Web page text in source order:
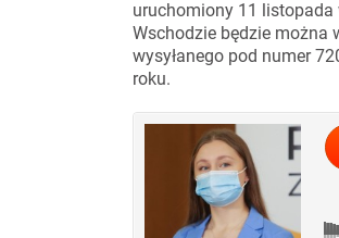
uruchomiony 11 listopada
Wschodzie będzie można
wysyłanego pod numer
roku.